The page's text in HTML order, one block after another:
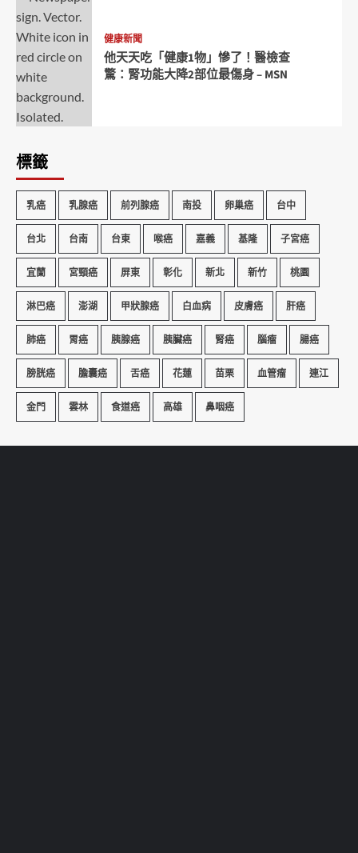
健康新聞
他天天吃「健康1物」慘了！醫檢查
驚：腎功能大降2部位最傷身 – MSN
標籤
乳癌 乳腺癌 前列腺癌 南投 卵巢癌 台中
台北 台南 台東 喉癌 嘉義 基隆 子宮癌
宜蘭 宮頸癌 屏東 彰化 新北 新竹 桃園
淋巴癌 澎湖 甲狀腺癌 白血病 皮膚癌 肝癌
肺癌 胃癌 胰腺癌 胰臟癌 腎癌 腦瘤 腸癌
膀胱癌 膽囊癌 舌癌 花蓮 苗栗 血管瘤 連江
金門 雲林 食道癌 高雄 鼻咽癌